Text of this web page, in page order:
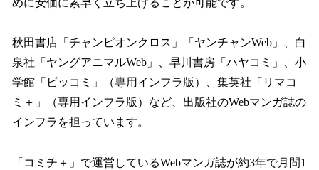
秋田書店「チャンピオンクロス」「ヤンチャンWeb」、白
泉社「ヤングアニマルWeb」、早川書房「ハヤコミ」、小
学館「ビッコミ」（専用インフラ版）、集英社「リマコ
ミ＋」（専用インフラ版）など、出版社のWebマンガ誌の
インフラを担っています。
「コミチ＋」で運営しているWebマンガ誌が約3年で月間1